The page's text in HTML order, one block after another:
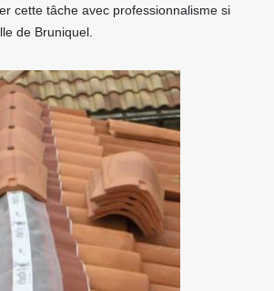
cette tâche avec professionnalisme si
de Bruniquel.